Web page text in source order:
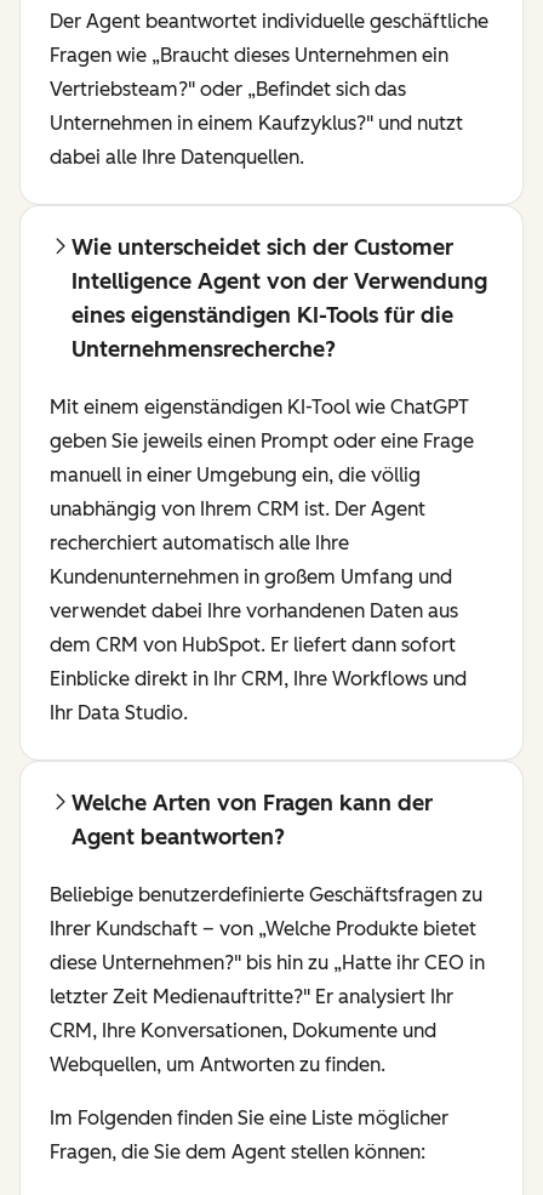
Der Agent beantwortet individuelle geschäftliche
Fragen wie „Braucht dieses Unternehmen ein
Vertriebsteam?" oder „Befindet sich das
Unternehmen in einem Kaufzyklus?" und nutzt
dabei alle Ihre Datenquellen.
Wie unterscheidet sich der Customer
Intelligence Agent von der Verwendung
eines eigenständigen KI-Tools für die
Unternehmensrecherche?
Mit einem eigenständigen KI-Tool wie ChatGPT
geben Sie jeweils einen Prompt oder eine Frage
manuell in einer Umgebung ein, die völlig
unabhängig von Ihrem CRM ist. Der Agent
recherchiert automatisch alle Ihre
Kundenunternehmen in großem Umfang und
verwendet dabei Ihre vorhandenen Daten aus
dem CRM von HubSpot. Er liefert dann sofort
Einblicke direkt in Ihr CRM, Ihre Workflows und
Ihr Data Studio.
Welche Arten von Fragen kann der
Agent beantworten?
Beliebige benutzerdefinierte Geschäftsfragen zu
Ihrer Kundschaft – von „Welche Produkte bietet
diese Unternehmen?" bis hin zu „Hatte ihr CEO in
letzter Zeit Medienauftritte?" Er analysiert Ihr
CRM, Ihre Konversationen, Dokumente und
Webquellen, um Antworten zu finden.
Im Folgenden finden Sie eine Liste möglicher
Fragen, die Sie dem Agent stellen können: